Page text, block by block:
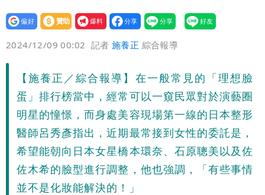
設為
贊助
我要
爆料
2024/12/09 00:02 記者施養正 綜合報導
【施養正／綜合報導】在一般常見的「理想臉
蛋」排行榜當中，經常可以一窺民眾對於演藝圈
明星的憧憬，而身處美容現場第一線的日本整形
醫師呂秀彥指出，近期最常接到女性的委託是，
希望能朝向日本女星橋本環奈、石原聰美以及佐
佐木希的臉型進行調整，他也強調，「有些事情
並不是化妝能解決的！」